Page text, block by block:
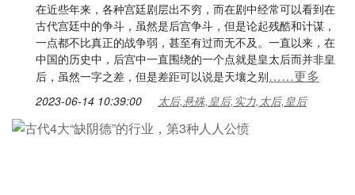
在近些年来，各种宫廷剧层出不穷，而在剧中经常可以看到在
古代宫廷中的争斗，虽然是后宫争斗，但是论起残酷和计谋，
一点都不比真正的战争弱，甚至有过而无不及。一直以来，在
中国的历史中，后宫中一直围绕的一个点就是皇太后而并非皇
后，虽然一字之差，但是差距可以说是天壤之别……更多
2023-06-14 10:39:00 太后,悬殊,皇后,实力,太后,皇后